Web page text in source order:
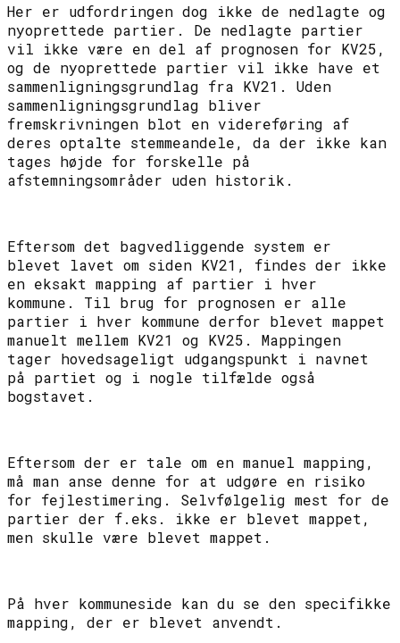
Her er udfordringen dog ikke de nedlagte og
nyoprettede partier. De nedlagte partier
vil ikke være en del af prognosen for KV25,
og de nyoprettede partier vil ikke have et
sammenligningsgrundlag fra KV21. Uden
sammenligningsgrundlag bliver
fremskrivningen blot en videreføring af
deres optalte stemmeandele, da der ikke kan
tages højde for forskelle på
afstemningsområder uden historik.
Eftersom det bagvedliggende system er
blevet lavet om siden KV21, findes der ikke
en eksakt mapping af partier i hver
kommune. Til brug for prognosen er alle
partier i hver kommune derfor blevet mappet
manuelt mellem KV21 og KV25. Mappingen
tager hovedsageligt udgangspunkt i navnet
på partiet og i nogle tilfælde også
bogstavet.
Eftersom der er tale om en manuel mapping,
må man anse denne for at udgøre en risiko
for fejlestimering. Selvfølgelig mest for de
partier der f.eks. ikke er blevet mappet,
men skulle være blevet mappet.
På hver kommuneside kan du se den specifikke
mapping, der er blevet anvendt.